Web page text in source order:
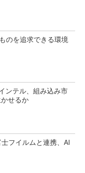
のを追求できる環境
ンテル、組み込み市
せるか
フイルムと連携、AI